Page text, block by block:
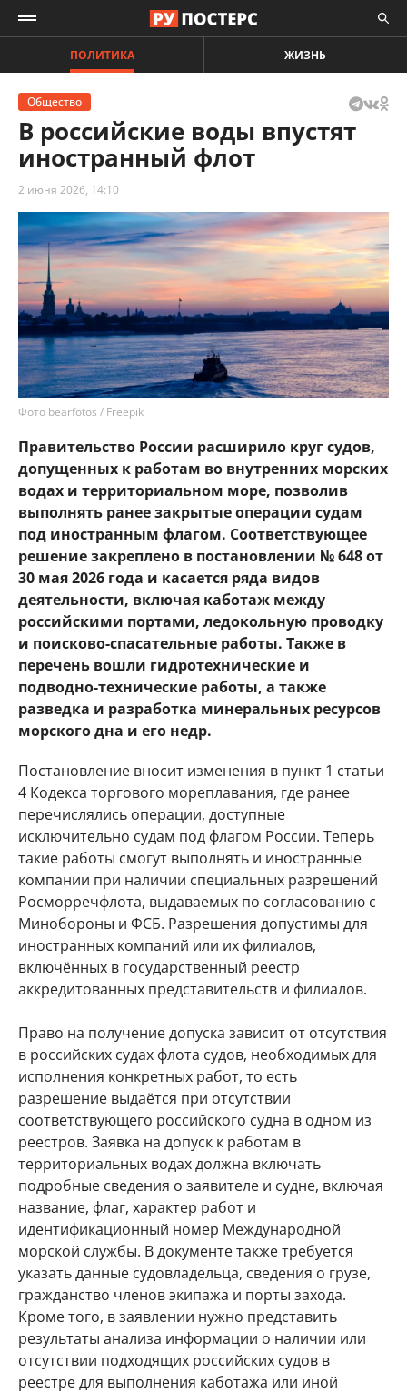
ПОЛИТИКА ЖИЗНЬ
Общество
В российские воды впустят
иностранный флот
2 июня 2026, 14:10
Фото bearfotos / Freepik
Правительство России расширило круг судов,
допущенных к работам во внутренних морских
водах и территориальном море, позволив
выполнять ранее закрытые операции судам
под иностранным флагом. Соответствующее
решение закреплено в постановлении № 648 от
30 мая 2026 года и касается ряда видов
деятельности, включая каботаж между
российскими портами, ледокольную проводку
и поисково-спасательные работы. Также в
перечень вошли гидротехнические и
подводно-технические работы, а также
разведка и разработка минеральных ресурсов
морского дна и его недр.
Постановление вносит изменения в пункт 1 статьи
4 Кодекса торгового мореплавания, где ранее
перечислялись операции, доступные
исключительно судам под флагом России. Теперь
такие работы смогут выполнять и иностранные
компании при наличии специальных разрешений
Росморречфлота, выдаваемых по согласованию с
Минобороны и ФСБ. Разрешения допустимы для
иностранных компаний или их филиалов,
включённых в государственный реестр
аккредитованных представительств и филиалов.
Право на получение допуска зависит от отсутствия
в российских судах флота судов, необходимых для
исполнения конкретных работ, то есть
разрешение выдаётся при отсутствии
соответствующего российского судна в одном из
реестров. Заявка на допуск к работам в
территориальных водах должна включать
подробные сведения о заявителе и судне, включая
название, флаг, характер работ и
идентификационный номер Международной
морской службы. В документе также требуется
указать данные судовладельца, сведения о грузе,
гражданство членов экипажа и порты захода.
Кроме того, в заявлении нужно представить
результаты анализа информации о наличии или
отсутствии подходящих российских судов в
реестре для выполнения каботажа или иной